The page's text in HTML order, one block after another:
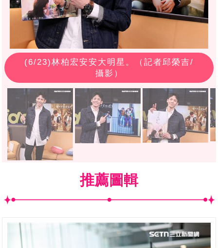
(6/23)林柏宏安安大明星。（記者邱榮吉/
攝影）
推薦圖輯